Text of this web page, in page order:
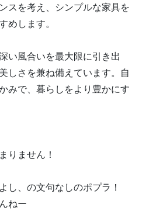
スを考え、シンプルな家具を
めします。
い風合いを最大限に引き出
しさを兼ね備えています。自
みで、暮らしをより豊かにす
りません！
し、の文句なしのポプラ！
ねー